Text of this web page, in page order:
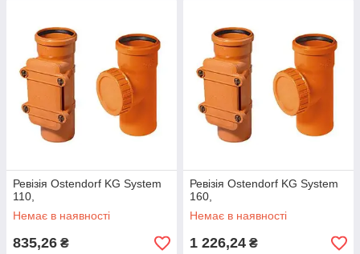
Ревізія Ostendorf KG System
110,
Немає в наявності
835,26 ₴
Ревізія Ostendorf KG System
160,
Немає в наявності
1 226,24 ₴